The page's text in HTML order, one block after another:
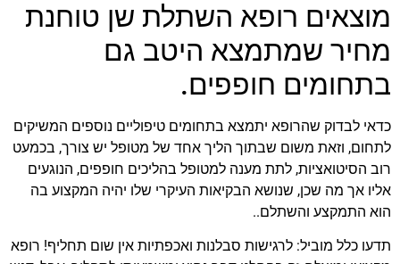
מוצאים רופא השתלת שן טוחנת
מחיר שמתמצא היטב גם
בתחומים חופפים.
כדאי לבדוק שהרופא יתמצא בתחומים טיפוליים נוספים המשיקים
לתחום, וזאת משום שבתוך הליך אחד של מטופל יש צורך, בכמעט
רוב הסיטואציות, לתת מענה למטופל בהליכים חופפים, הנוגעים
אליו אך מה שכן, שנושא הבקיאות העיקרי שלו יהיה המקצוע בה
הוא התמקצע והשתלם..
תדעו כלל מוביל: לרגישות סבלנות ואכפתיות אין שום תחליף! רופא